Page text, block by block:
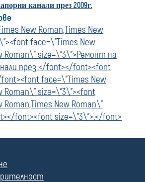
канали през 2009г.
New Roman,Times New
face=\"Times New
Roman\" size=\"3\">Ремонт на
през </font></font><font
face=\"Times New
Roman\" size=\"3\"><font
New Roman\"
font><font size=\"3\">.</font>